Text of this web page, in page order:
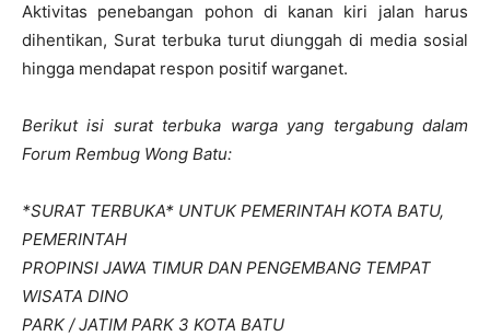
Aktivitas penebangan pohon di kanan kiri jalan harus
dihentikan, Surat terbuka turut diunggah di media sosial
hingga mendapat respon positif warganet.
Berikut isi surat terbuka warga yang tergabung dalam
Forum Rembug Wong Batu:
*SURAT TERBUKA* UNTUK PEMERINTAH KOTA BATU,
PEMERINTAH
PROPINSI JAWA TIMUR DAN PENGEMBANG TEMPAT
WISATA DINO
PARK / JATIM PARK 3 KOTA BATU